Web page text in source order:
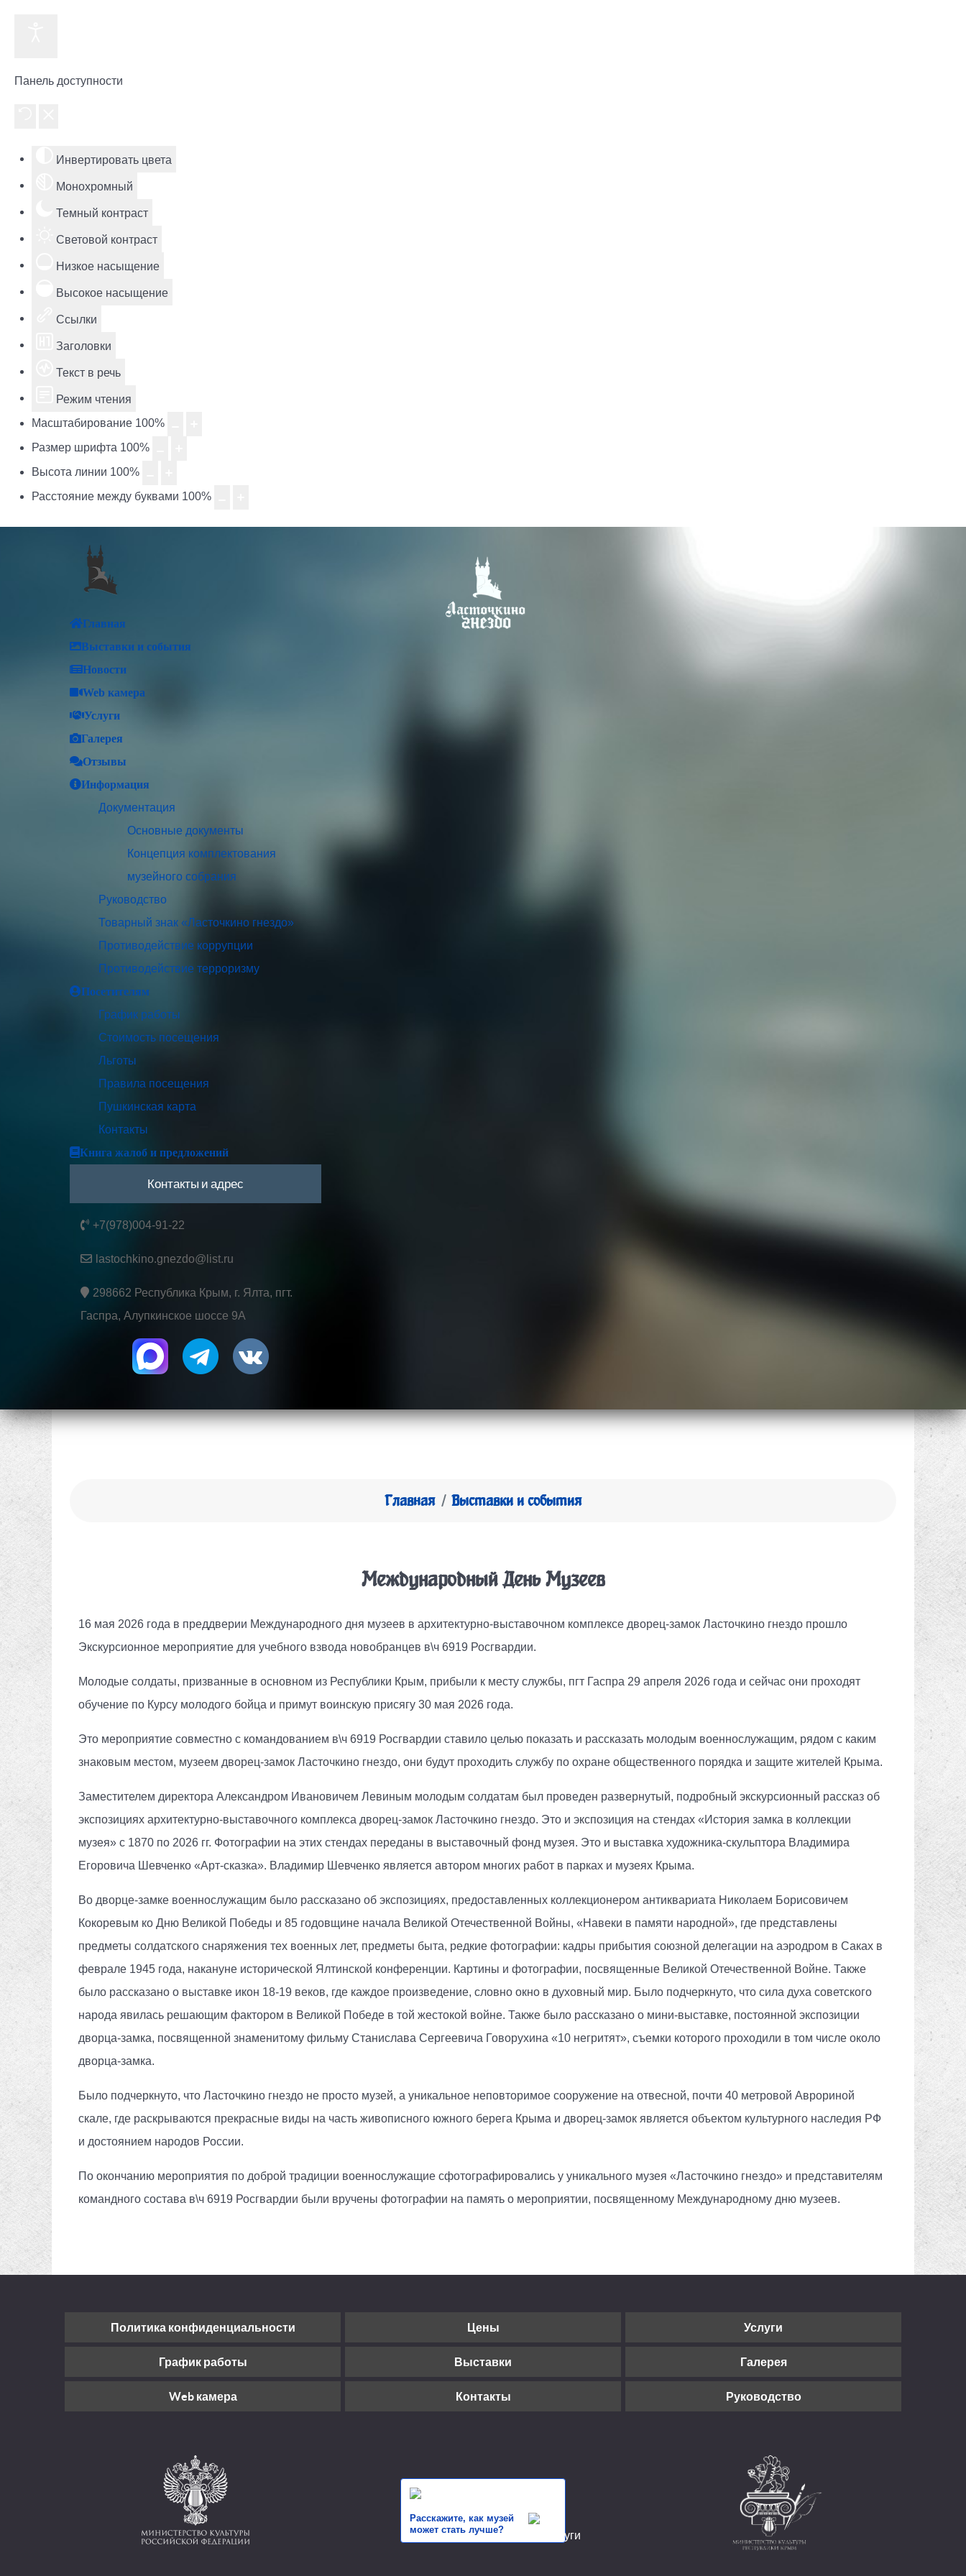
Панель доступности
Инвертировать цвета
Монохромный
Темный контраст
Световой контраст
Низкое насыщение
Высокое насыщение
Ссылки
Заголовки
Текст в речь
Режим чтения
Масштабирование 100%
Размер шрифта 100%
Высота линии 100%
Расстояние между буквами 100%
Главная
Выставки и события
Новости
Web камера
Услуги
Галерея
Отзывы
Информация
Документация
Основные документы
Концепция комплектования
музейного собрания
Руководство
Товарный знак «Ласточкино гнездо»
Противодействие коррупции
Противодействие терроризму
Посетителям
График работы
Стоимость посещения
Льготы
Правила посещения
Пушкинская карта
Контакты
Книга жалоб и предложений
Контакты и адрес
+7(978)004-91-22
lastochkino.gnezdo@list.ru
298662 Республика Крым, г. Ялта, пгт.
Гаспра, Алупкинское шоссе 9А
Главная Выставки и события
Международный День Музеев
16 мая 2026 года в преддверии Международного дня музеев в архитектурно-выставочном комплексе дворец-замок Ласточкино гнездо прошло
Экскурсионное мероприятие для учебного взвода новобранцев в\ч 6919 Росгвардии.
Молодые солдаты, призванные в основном из Республики Крым, прибыли к месту службы, пгт Гаспра 29 апреля 2026 года и сейчас они проходят
обучение по Курсу молодого бойца и примут воинскую присягу 30 мая 2026 года.
Это мероприятие совместно с командованием в\ч 6919 Росгвардии ставило целью показать и рассказать молодым военнослужащим, рядом с каким
знаковым местом, музеем дворец-замок Ласточкино гнездо, они будут проходить службу по охране общественного порядка и защите жителей Крыма.
Заместителем директора Александром Ивановичем Левиным молодым солдатам был проведен развернутый, подробный экскурсионный рассказ об
экспозициях архитектурно-выставочного комплекса дворец-замок Ласточкино гнездо. Это и экспозиция на стендах «История замка в коллекции
музея» с 1870 по 2026 гг. Фотографии на этих стендах переданы в выставочный фонд музея. Это и выставка художника-скульптора Владимира
Егоровича Шевченко «Арт-сказка». Владимир Шевченко является автором многих работ в парках и музеях Крыма.
Во дворце-замке военнослужащим было рассказано об экспозициях, предоставленных коллекционером антиквариата Николаем Борисовичем
Кокоревым ко Дню Великой Победы и 85 годовщине начала Великой Отечественной Войны, «Навеки в памяти народной», где представлены
предметы солдатского снаряжения тех военных лет, предметы быта, редкие фотографии: кадры прибытия союзной делегации на аэродром в Саках в
феврале 1945 года, накануне исторической Ялтинской конференции. Картины и фотографии, посвященные Великой Отечественной Войне. Также
было рассказано о выставке икон 18-19 веков, где каждое произведение, словно окно в духовный мир. Было подчеркнуто, что сила духа советского
народа явилась решающим фактором в Великой Победе в той жестокой войне. Также было рассказано о мини-выставке, постоянной экспозиции
дворца-замка, посвященной знаменитому фильму Станислава Сергеевича Говорухина «10 негритят», съемки которого проходили в том числе около
дворца-замка.
Было подчеркнуто, что Ласточкино гнездо не просто музей, а уникальное неповторимое сооружение на отвесной, почти 40 метровой Аврориной
скале, где раскрываются прекрасные виды на часть живописного южного берега Крыма и дворец-замок является объектом культурного наследия РФ
и достоянием народов России.
По окончанию мероприятия по доброй традиции военнослужащие сфотографировались у уникального музея «Ласточкино гнездо» и представителям
командного состава в\ч 6919 Росгвардии были вручены фотографии на память о мероприятии, посвященному Международному дню музеев.
Политика конфиденциальности Цены Услуги
График работы Выставки Галерея
Web камера Контакты Руководство
Расскажите, как музей
может стать лучше?